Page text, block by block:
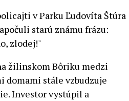
v Parku Ľudovíta Štúra
starú známu frázu:
zlodej!"
žilinskom Bôriku medzi
domami stále vzbudzuje
Investor vystúpil a